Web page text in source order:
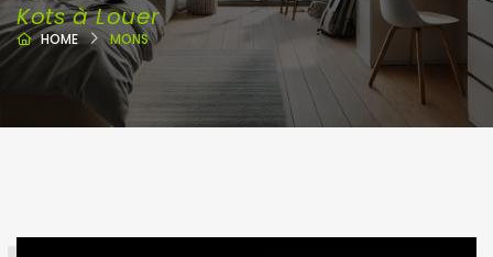
Kots à Louer
HOME MONS